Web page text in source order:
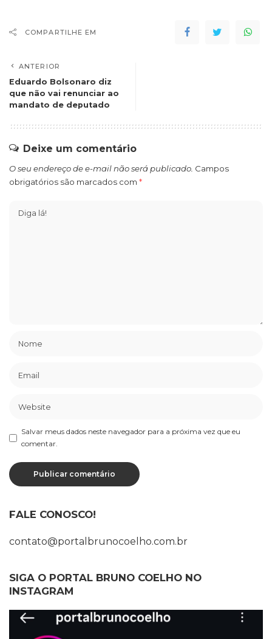
COMPARTILHE EM
ANTERIOR
Eduardo Bolsonaro diz
que não vai renunciar ao
mandato de deputado
Deixe um comentário
O seu endereço de e-mail não será publicado. Campos
obrigatórios são marcados com *
Salvar meus dados neste navegador para a próxima vez que eu
comentar.
FALE CONOSCO!
contato@portalbrunocoelho.com.br
SIGA O PORTAL BRUNO COELHO NO
INSTAGRAM